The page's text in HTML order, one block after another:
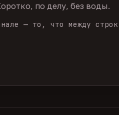
по делу, без воды.
— то, что между